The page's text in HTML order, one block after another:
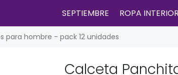
SEPTIEMBRE ROPA INTERIOR
para hombre - pack 12 unidades
Calceta